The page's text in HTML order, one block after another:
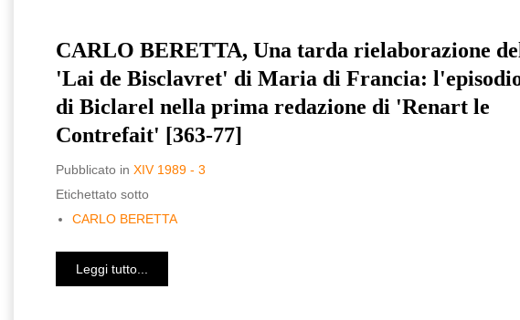
CARLO BERETTA, Una tarda rielaborazione
'Lai de Bisclavret' di Maria di Francia:
di Biclarel nella prima redazione di 'Renart le
Contrefait' [363-77]
Pubblicato in XIV 1989 - 3
Etichettato sotto
CARLO BERETTA
Leggi tutto...